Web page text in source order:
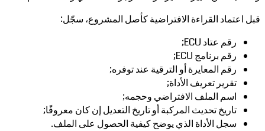
قبل اعتماد القراءة الافتراضية كأصل المشروع، سجّل:
رقم عتاد ECU;
رقم برنامج ECU;
رقم المعايرة أو الترقية عند توفره;
تقرير تعريف الأداة;
اسم الملف الافتراضي وحجمه;
تاريخ تحديث المركبة أو تاريخ التعديل إن كان معروفًا;
سجل الأداة الذي يوضح كيفية الحصول على الملف.